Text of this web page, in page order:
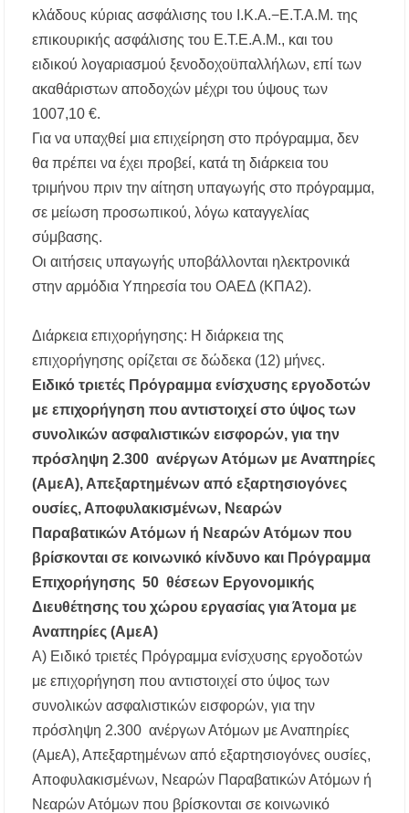
κλάδους κύριας ασφάλισης του Ι.Κ.Α.−Ε.Τ.Α.Μ. της
επικουρικής ασφάλισης του E.T.E.A.M., και του
ειδικού λογαριασμού ξενοδοχοϋπαλλήλων, επί των
ακαθάριστων αποδοχών μέχρι του ύψους των
1007,10 €.
Για να υπαχθεί μια επιχείρηση στο πρόγραμμα, δεν
θα πρέπει να έχει προβεί, κατά τη διάρκεια του
τριμήνου πριν την αίτηση υπαγωγής στο πρόγραμμα,
σε μείωση προσωπικού, λόγω καταγγελίας
σύμβασης.
Οι αιτήσεις υπαγωγής υποβάλλονται ηλεκτρονικά
στην αρμόδια Υπηρεσία του ΟΑΕΔ (ΚΠΑ2).
Διάρκεια επιχορήγησης: Η διάρκεια της
επιχορήγησης ορίζεται σε δώδεκα (12) μήνες.
Ειδικό τριετές Πρόγραμμα ενίσχυσης εργοδοτών
με επιχορήγηση που αντιστοιχεί στο ύψος των
συνολικών ασφαλιστικών εισφορών, για την
πρόσληψη 2.300 ανέργων Ατόμων με Αναπηρίες
(AμεΑ), Απεξαρτημένων από εξαρτησιογόνες
ουσίες, Αποφυλακισμένων, Νεαρών
Παραβατικών Ατόμων ή Νεαρών Ατόμων που
βρίσκονται σε κοινωνικό κίνδυνο και Πρόγραμμα
Επιχορήγησης 50 θέσεων Εργονομικής
Διευθέτησης του χώρου εργασίας για Άτομα με
Αναπηρίες (AμεΑ)
Α) Ειδικό τριετές Πρόγραμμα ενίσχυσης εργοδοτών
με επιχορήγηση που αντιστοιχεί στο ύψος των
συνολικών ασφαλιστικών εισφορών, για την
πρόσληψη 2.300 ανέργων Ατόμων με Αναπηρίες
(AμεΑ), Απεξαρτημένων από εξαρτησιογόνες ουσίες,
Αποφυλακισμένων, Νεαρών Παραβατικών Ατόμων ή
Νεαρών Ατόμων που βρίσκονται σε κοινωνικό